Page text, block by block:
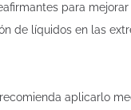
para
de líquidos en las
aplicarlo